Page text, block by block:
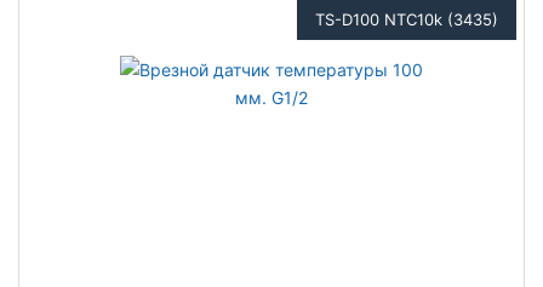
TS-D100 NTC10k (3435)